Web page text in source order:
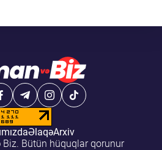
ƏlaqəArxiv
Bütün hüquqlar qorunur